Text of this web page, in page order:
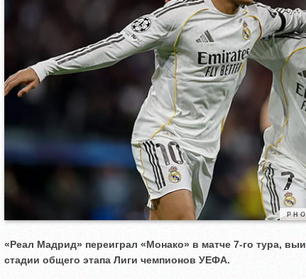
«Реал Мадрид» переиграл «Монако» в матче 7-го тура,
стадии общего этапа Лиги чемпионов УЕФА.